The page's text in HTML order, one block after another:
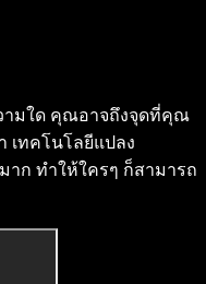
ามใด คุณอาจถึงจุดที่คุณ
เทคโนโลยีแปลง
าก ทำให้ใครๆ ก็สามารถ